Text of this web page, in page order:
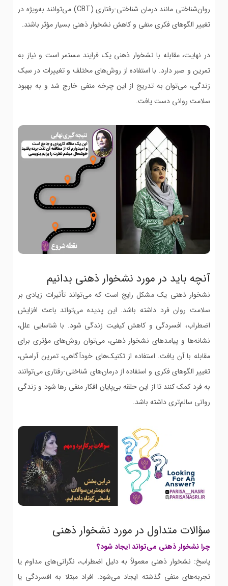
روان‌شناختی مانند درمان شناختی-رفتاری (CBT) می‌توانند به‌ویژه در
تغییر الگوهای فکری منفی و کاهش نشخوار ذهنی بسیار مؤثر باشند.
در نهایت، مقابله با نشخوار ذهنی یک فرایند مستمر است و نیاز به
تمرین و صبر دارد. با استفاده از روش‌های مختلف و تغییرات در سبک
زندگی، می‌توان به تدریج از این چرخه منفی خارج شد و به بهبود
سلامت روانی دست یافت.
آنچه باید در مورد نشخوار ذهنی بدانیم
نشخوار ذهنی یک مشکل رایج است که می‌تواند تأثیرات زیادی بر
سلامت روان فرد داشته باشد. این پدیده می‌تواند باعث افزایش
اضطراب، افسردگی و کاهش کیفیت زندگی شود. با شناسایی علل،
نشانه‌ها و پیامدهای نشخوار ذهنی، می‌توان روش‌های مؤثری برای
مقابله با آن یافت. استفاده از تکنیک‌های خودآگاهی، تمرین آرامش،
تغییر الگوهای فکری و استفاده از درمان‌های شناختی-رفتاری می‌توانند
به فرد کمک کنند تا از این حلقه بی‌پایان افکار منفی رها شود و زندگی
روانی سالم‌تری داشته باشد.
سؤالات متداول در مورد نشخوار ذهنی
چرا نشخوار ذهنی می‌تواند ایجاد شود؟
پاسخ: نشخوار ذهنی معمولاً به دلیل اضطراب، نگرانی‌های مداوم یا
تجربه‌های منفی گذشته ایجاد می‌شود. افراد مبتلا به افسردگی یا